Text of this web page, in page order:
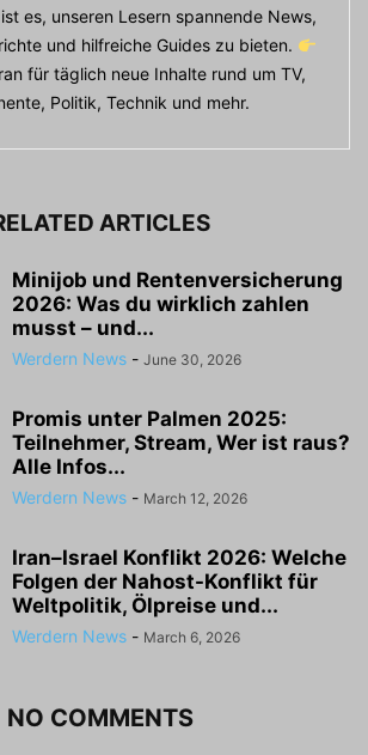
es, unseren Lesern spannende News,
und hilfreiche Guides zu bieten.
für täglich neue Inhalte rund um TV,
Politik, Technik und mehr.
ARTICLES
Minijob und Rentenversicherung
2026: Was du wirklich zahlen
musst – und...
Werdern News - June 30, 2026
Promis unter Palmen 2025:
Teilnehmer, Stream, Wer ist raus?
Alle Infos...
Werdern News - March 12, 2026
Iran–Israel Konflikt 2026: Welche
Folgen der Nahost-Konflikt für
Weltpolitik, Ölpreise und...
Werdern News - March 6, 2026
NO COMMENTS